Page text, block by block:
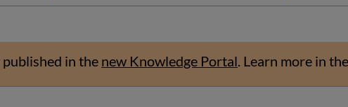
in the new Knowledge Portal. Learn more in the